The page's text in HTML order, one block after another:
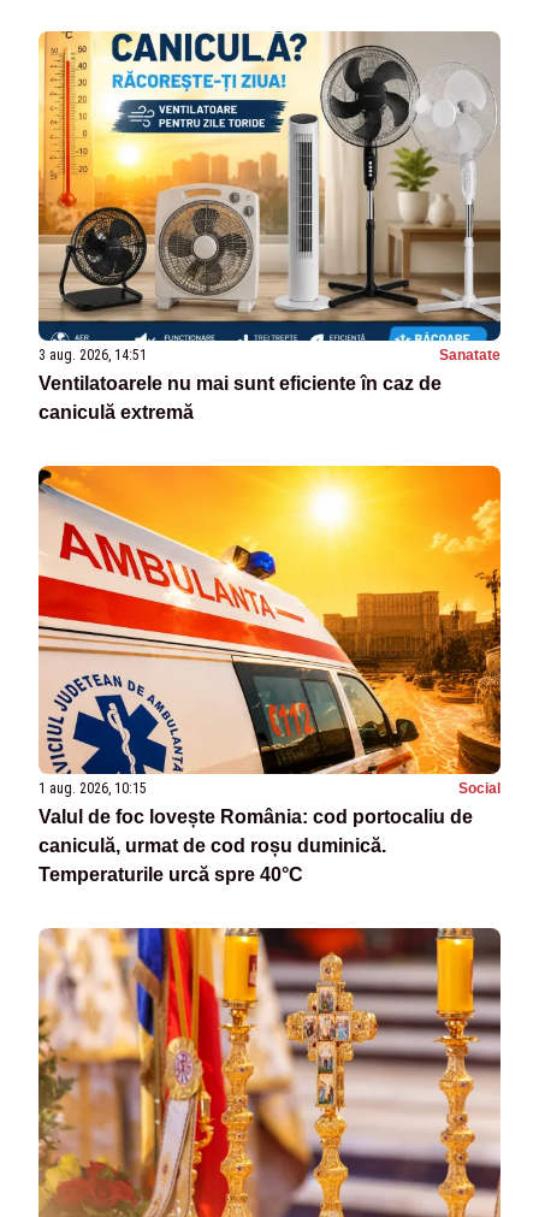
3 aug. 2026, 14:51 Sanatate
Ventilatoarele nu mai sunt eficiente în caz de
caniculă extremă
1 aug. 2026, 10:15 Social
Valul de foc lovește România: cod portocaliu de
caniculă, urmat de cod roșu duminică.
Temperaturile urcă spre 40°C